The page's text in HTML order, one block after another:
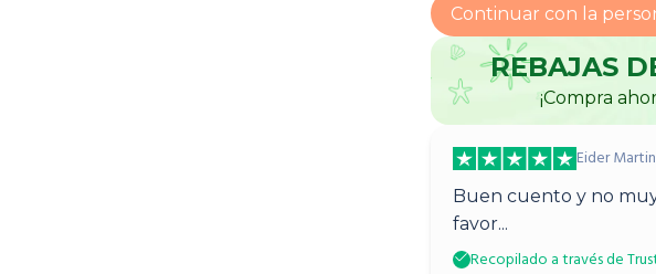
Continuar con la
REBAJAS
¡Compra
Eider
Buen cuento y no
favor...
Recopilado a través de